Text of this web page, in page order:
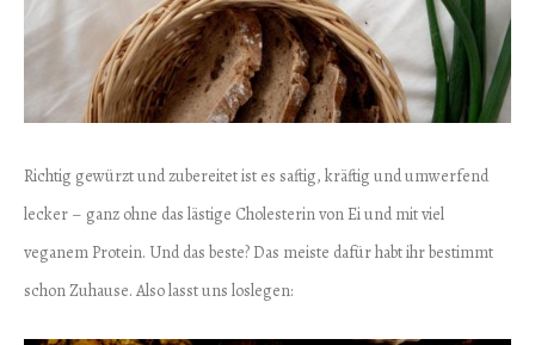
Richtig gewürzt und zubereitet ist es saftig, kräftig und umwerfend
lecker – ganz ohne das lästige Cholesterin von Ei und mit viel
veganem Protein. Und das beste? Das meiste dafür habt ihr bestimmt
schon Zuhause. Also lasst uns loslegen: